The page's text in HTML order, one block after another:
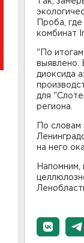
Проба,
комбинат
"По
выявлено.
диоксида
для
региона.
По словам
на него
Напомним,